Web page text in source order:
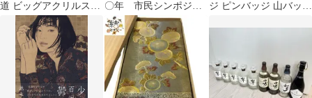
道 ビッグアクリルスタ
ンド クリアファイルセ
ット 爻光
〇年 市民シンポジウ
ム」②「百万石の光と
影」の2冊セット
ジ ピンバッジ 山バッチ